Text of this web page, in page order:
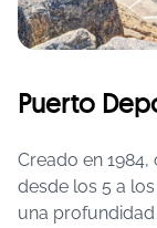
Puerto
Creado en
desde los 5 a
una